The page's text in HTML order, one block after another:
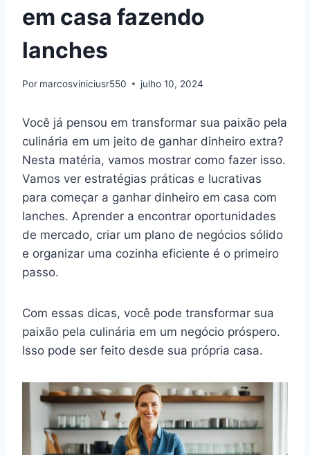
em casa fazendo
lanches
Por marcosviniciusr550 julho 10, 2024
Você já pensou em transformar sua paixão pela
culinária em um jeito de ganhar dinheiro extra?
Nesta matéria, vamos mostrar como fazer isso.
Vamos ver estratégias práticas e lucrativas
para começar a ganhar dinheiro em casa com
lanches. Aprender a encontrar oportunidades
de mercado, criar um plano de negócios sólido
e organizar uma cozinha eficiente é o primeiro
passo.
Com essas dicas, você pode transformar sua
paixão pela culinária em um negócio próspero.
Isso pode ser feito desde sua própria casa.